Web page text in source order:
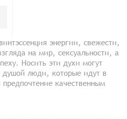
энергии, свежести,
на мир, сексуальности, а
Носить эти духи могут
душой люди, которые идут в
качественным